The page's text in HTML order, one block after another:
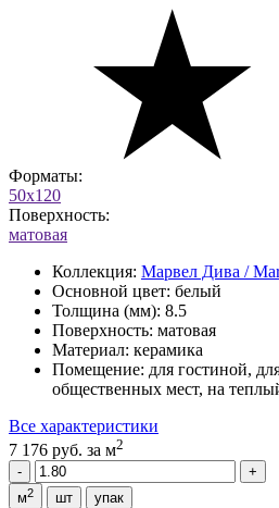
Форматы:
50x120
Поверхность:
матовая
Коллекция: Марвел Дива /
Основной цвет: белый
Толщина (мм): 8.5
Поверхность: матовая
Материал: керамика
Помещение: для гостиной,
общественных мест, на
Все характеристики
7 176 руб. за м2
м2 шт упак